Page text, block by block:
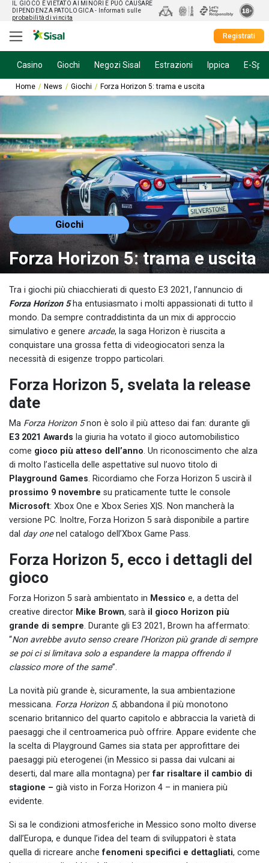
IL GIOCO È VIETATO AI MINORI E PUÒ CAUSARE
DIPENDENZA PATOLOGICA - Informati sulle
probabilità di vincita
Registrati
Casino Giochi Negozi Sisal Estrazioni Ippica E-
Home News Giochi Forza Horizon 5: trama e uscita
Giochi
Forza Horizon 5: trama e uscita
Tra i giochi più chiacchierati di questo E3 2021, l’annuncio di
Forza Horizon 5ha entusiasmato i molti appassionati di tutto il
mondo. Da sempre contraddistinta da un mix di approccio
simulativo e genere arcade, la saga Horizon è riuscita a
conquistare una grossa fetta di videogiocatori senza la
necessità di esigenze troppo particolari.
Forza Horizon 5, svelata la release
date
Ma Forza Horizon 5non è solo il più atteso dai fan: durante gli
E3 2021 Awards la giuria ha votato il gioco automobilistico
come gioco più atteso dell’anno. Un riconoscimento che alza
di molto l’asticella delle aspettative sul nuovo titolo di
Playground Games. Ricordiamo che Forza Horizon 5 uscirà il
prossimo 9 novembre su praticamente tutte le console
Microsoft: Xbox One e Xbox Series X|S. Non mancherà la
versione PC. Inoltre, Forza Horizon 5 sarà disponibile a partire
dal day onenel catalogo dell’Xbox Game Pass.
Forza Horizon 5, ecco i dettagli del
gioco
Forza Horizon 5 sarà ambientato in Messico e, a detta del
creative director Mike Brown, sarà il gioco Horizon più
grande di sempre. Durante gli E3 2021, Brown ha affermato:
“Non avrebbe avuto senso creare l’Horizon più grande di sempre
se poi ci si limitava solo a espandere la mappa offrendo il
classico more of the same”.
La novità più grande è, sicuramente, la sua ambientazione
messicana. Forza Horizon 5, abbandona il più monotono
scenario britannico del quarto capitolo e abbraccia la varietà di
paesaggi che il centroamerica può offrire. Appare evidente che
la scelta di Playground Games sia stata per approfittare dei
paesaggi più eterogenei (in Messico si passa dai vulcani ai
deserti, dal mare alla montagna) perfar risaltare il cambio di
stagione – già visto in Forza Horizon 4 – in maniera più
evidente.
Si sa le condizioni atmosferiche in Messico sono molto diverse
dall’Europa, e dunque l’idea del team di sviluppatori è stata
quella di ricreare anche fenomeni specifici e dettagliati, come